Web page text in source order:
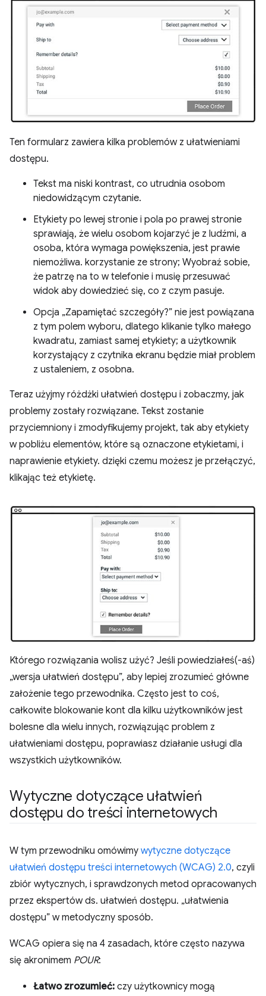
Ten formularz zawiera kilka problemów z ułatwieniami
dostępu.
Tekst ma niski kontrast, co utrudnia osobom
niedowidzącym czytanie.
Etykiety po lewej stronie i pola po prawej stronie
sprawiają, że wielu osobom kojarzyć je z ludźmi, a
osoba, która wymaga powiększenia, jest prawie
niemożliwa. korzystanie ze strony; Wyobraź sobie,
że patrzę na to w telefonie i musię przesuwać
widok aby dowiedzieć się, co z czym pasuje.
Opcja „Zapamiętać szczegóły?” nie jest powiązana
z tym polem wyboru, dlatego klikanie tylko małego
kwadratu, zamiast samej etykiety; a użytkownik
korzystający z czytnika ekranu będzie miał problem
z ustaleniem, z osobna.
Teraz użyjmy różdżki ułatwień dostępu i zobaczmy, jak
problemy zostały rozwiązane. Tekst zostanie
przyciemniony i zmodyfikujemy projekt, tak aby etykiety
w pobliżu elementów, które są oznaczone etykietami, i
naprawienie etykiety. dzięki czemu możesz je przełączyć,
klikając też etykietę.
Którego rozwiązania wolisz użyć? Jeśli powiedziałeś(-aś)
„wersja ułatwień dostępu”, aby lepiej zrozumieć główne
założenie tego przewodnika. Często jest to coś,
całkowite blokowanie kont dla kilku użytkowników jest
bolesne dla wielu innych, rozwiązując problem z
ułatwieniami dostępu, poprawiasz działanie usługi dla
wszystkich użytkowników.
Wytyczne dotyczące ułatwień
dostępu do treści internetowych
W tym przewodniku omówimy wytyczne dotyczące
ułatwień dostępu treści internetowych (WCAG) 2.0, czyli
zbiór wytycznych, i sprawdzonych metod opracowanych
przez ekspertów ds. ułatwień dostępu. „ułatwienia
dostępu” w metodyczny sposób.
WCAG opiera się na 4 zasadach, które często nazywa
się akronimem POUR:
Łatwo zrozumieć: czy użytkownicy mogą